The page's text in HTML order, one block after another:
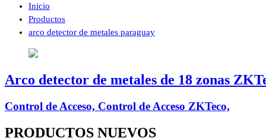
Inicio
Productos
arco detector de metales paraguay
Arco detector de metales de 18 zonas
Control de Acceso, Control de Acceso ZKTeco,
PRODUCTOS NUEVOS